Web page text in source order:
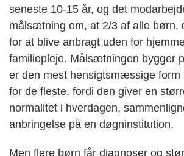
seneste 10-15 år, og det
målsætning om, at 2/3 af alle børn,
for at blive anbragt uden for
familiepleje. Målsætningen bygger
er den mest hensigtsmæssige form
for de fleste, fordi den giver en
normalitet i hverdagen,
anbringelse på en døgninstitution.
Men flere børn får diagnoser og